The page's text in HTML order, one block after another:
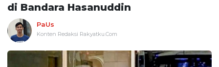
di Bandara Hasanuddin
PaUs
Konten Redaksi Rakyatku.Com